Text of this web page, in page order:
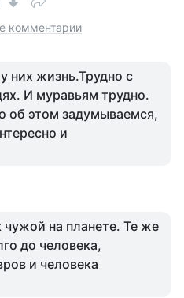
комментарии
них жизнь.Трудно с
И муравьям трудно.
об этом задумываемся,
и
чужой на планете. Те же
до человека,
и человека